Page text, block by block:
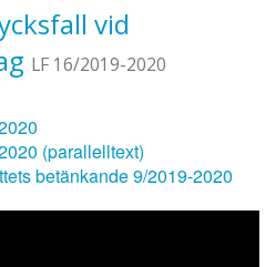
vid
LF 16/2019-2020
(parallelltext)
betänkande 9/2019-2020